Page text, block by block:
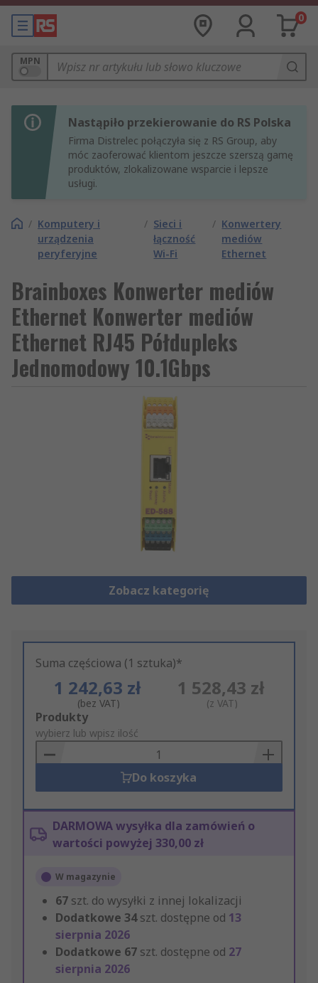
0
MPN
Nastąpiło przekierowanie do RS Polska
Firma Distrelec połączyła się z RS Group, aby
móc zaoferować klientom jeszcze szerszą gamę
produktów, zlokalizowane wsparcie i lepsze
usługi.
/ Komputery i
urządzenia
peryferyjne
/ Sieci i
łączność
Wi-Fi
/ Konwertery
mediów
Ethernet
Brainboxes Konwerter mediów
Ethernet Konwerter mediów
Ethernet RJ45 Półdupleks
Jednomodowy 10.1Gbps
Zobacz kategorię
Suma częściowa (1 sztuka)*
1 242,63 zł
(bez VAT)
1 528,43 zł
(z VAT)
Add
to
Basket
Produkty
wybierz lub wpisz ilość
Do koszyka
DARMOWA wysyłka dla zamówień o
wartości powyżej 330,00 zł
W magazynie
67 szt. do wysyłki z innej lokalizacji
Dodatkowe 34szt. dostępne od 13
sierpnia 2026
Dodatkowe 67 szt. dostępne od 27
sierpnia 2026